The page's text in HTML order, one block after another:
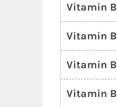
Vitamin
Vitamin
Vitamin
Vitamin